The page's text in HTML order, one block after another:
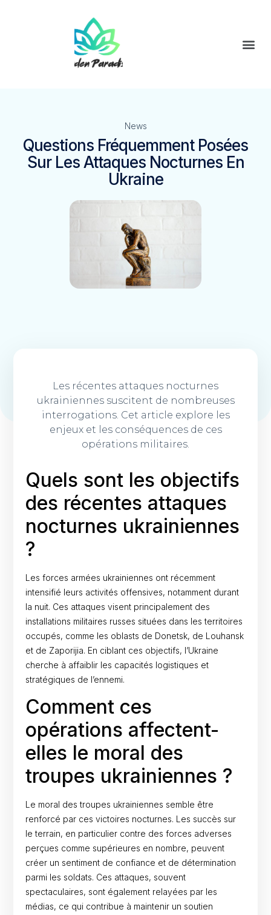
News
Questions Fréquemment Posées
Sur Les Attaques Nocturnes En
Ukraine
Les récentes attaques nocturnes
ukrainiennes suscitent de nombreuses
interrogations. Cet article explore les
enjeux et les conséquences de ces
opérations militaires.
Quels sont les objectifs
des récentes attaques
nocturnes ukrainiennes
?
Les forces armées ukrainiennes ont récemment
intensifié leurs activités offensives, notamment durant
la nuit. Ces attaques visent principalement des
installations militaires russes situées dans les territoires
occupés, comme les oblasts de Donetsk, de Louhansk
et de Zaporijia. En ciblant ces objectifs, l’Ukraine
cherche à affaiblir les capacités logistiques et
stratégiques de l’ennemi.
Comment ces
opérations affectent-
elles le moral des
troupes ukrainiennes ?
Le moral des troupes ukrainiennes semble être
renforcé par ces victoires nocturnes. Les succès sur
le terrain, en particulier contre des forces adverses
perçues comme supérieures en nombre, peuvent
créer un sentiment de confiance et de détermination
parmi les soldats. Ces attaques, souvent
spectaculaires, sont également relayées par les
médias, ce qui contribue à maintenir un soutien